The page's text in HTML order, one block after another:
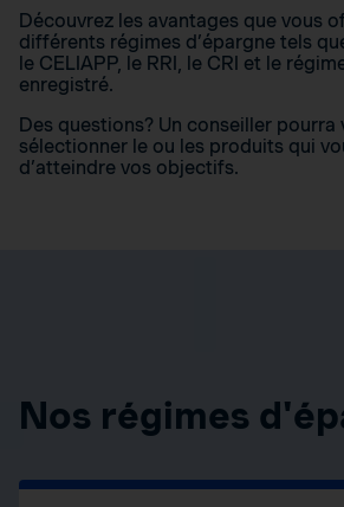
Découvrez les avantages que vous
différents régimes d’épargne tels
le CELIAPP, le RRI, le CRI et le
enregistré.
Des questions? Un conseiller pourra
sélectionner le ou les produits qui
d’atteindre vos objectifs.
Nos régimes